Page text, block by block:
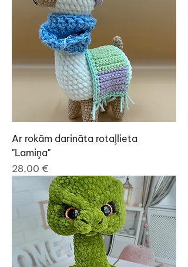
Ar rokām darināta rotaļlieta
"Lamiņa"
Cena
28,00 €